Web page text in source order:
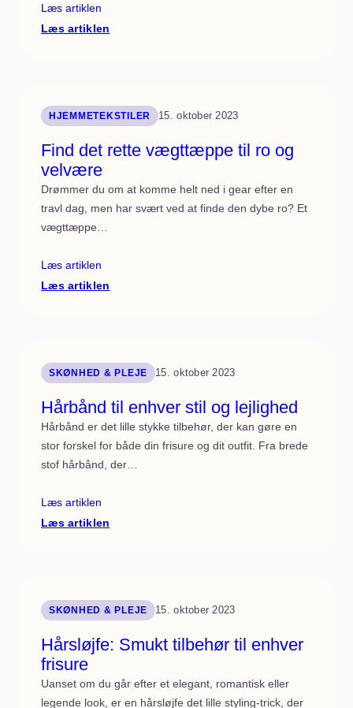
Læs artiklen
Læs artiklen
roligere
nætter
HJEMMETEKSTILER 15. oktober 2023
Find det rette vægttæppe til ro og
velvære
Drømmer du om at komme helt ned i gear efter en
travl dag, men har svært ved at finde den dybe ro? Et
vægttæppe…
Læs artiklen
Læs artiklen
ro
og
velvære
SKØNHED & PLEJE 15. oktober 2023
Hårbånd til enhver stil og lejlighed
Hårbånd er det lille stykke tilbehør, der kan gøre en
stor forskel for både din frisure og dit outfit. Fra brede
stof hårbånd, der…
Læs artiklen
Læs artiklen
lejlighed
SKØNHED & PLEJE 15. oktober 2023
Hårsløjfe: Smukt tilbehør til enhver
frisure
Uanset om du går efter et elegant, romantisk eller
legende look, er en hårsløjfe det lille styling-trick, der